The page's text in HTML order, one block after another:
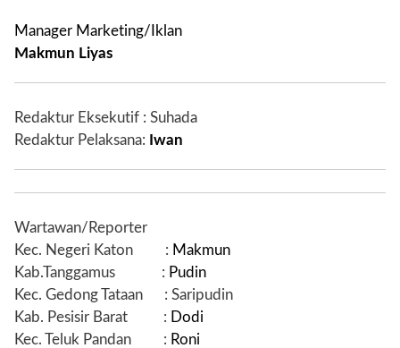
Manager Marketing/Iklan
Makmun Liyas
Redaktur Eksekutif : Suhada
Redaktur Pelaksana: Iwan
Wartawan/Reporter
Kec. Negeri Katon
: Makmun
Kab.Tanggamus
: Pudin
Kec. Gedong Tataan
: Saripudin
Kab. Pesisir Barat
: Dodi
Kec. Teluk Pandan
: Roni